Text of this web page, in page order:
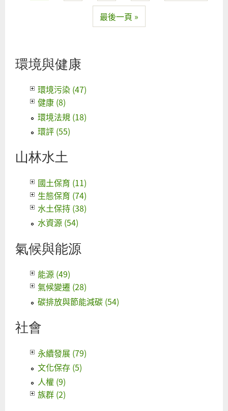
最後一頁 »
環境與健康
環境污染 (47)
健康 (8)
環境法規 (18)
環評 (55)
山林水土
國土保育 (11)
生態保育 (74)
水土保持 (38)
水資源 (54)
氣候與能源
能源 (49)
氣候變遷 (28)
碳排放與節能減碳 (54)
社會
永續發展 (79)
文化保存 (5)
人權 (9)
族群 (2)